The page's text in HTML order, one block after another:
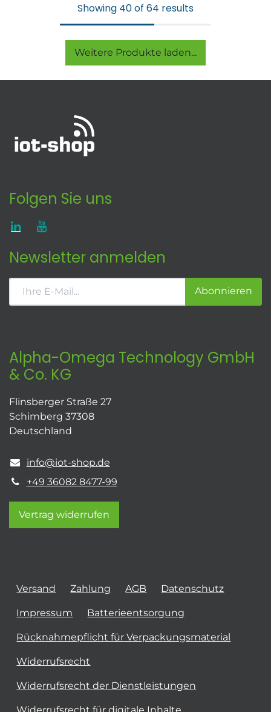
Showing 40 of 64 results
Weitere Produkte laden...
Folgen Sie uns
Newsletter anmelden
Abonnieren
Alpha-Omega Technology GmbH
& Co. KG
Flinsberger Straße 27
Schimberg 37308
Deutschland
info@iot-shop.de
+49 36082 8477-99
Vertrag widerrufen
Versand Zahlung AGB Datenschutz
Impressum Batterieentsorgung
Rücknahmepflicht für Verpackungsmaterial
Widerrufsrecht
Widerrufsrecht der Dienstleistungen